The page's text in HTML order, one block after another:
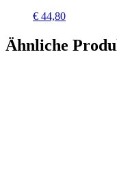
€ 44,80
Ähnliche